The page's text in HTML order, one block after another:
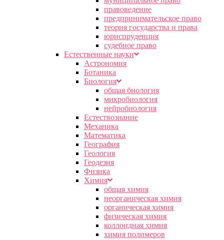
правоведение
предпринимательское право
теория государства и права
юриспруденция
судебное право
Естественные науки
Астрономия
Ботаника
Биология
общая биология
микробиология
нейробиология
Естествознание
Механика
Математика
География
Геология
Геодезия
Физика
Химия
общая химия
неорганическая химия
органическая химия
физическая химия
коллоидная химия
химия полимеров